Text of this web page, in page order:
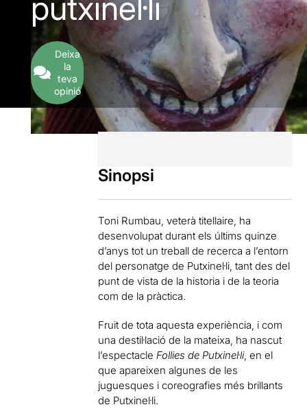
Deixa
la
teva
opinió
Sinopsi
Toni Rumbau, veterà titellaire, ha
desenvolupat durant els últims quinze
d’anys tot un treball de recerca a l’entorn
del personatge de Putxinel·li, tant des del
punt de vista de la historia i de la teoria
com de la pràctica.
Fruit de tota aquesta experiència, i com
una destil·lació de la mateixa, ha nascut
l’espectacle Follies de Putxinel·li, en el
que apareixen algunes de les
juguesques i coreografies més brillants
de Putxinel·li.